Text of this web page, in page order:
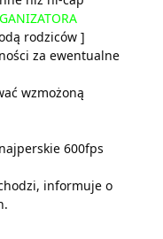
rodziców ]
za ewentualne
wzmożoną
600fps
informuje o